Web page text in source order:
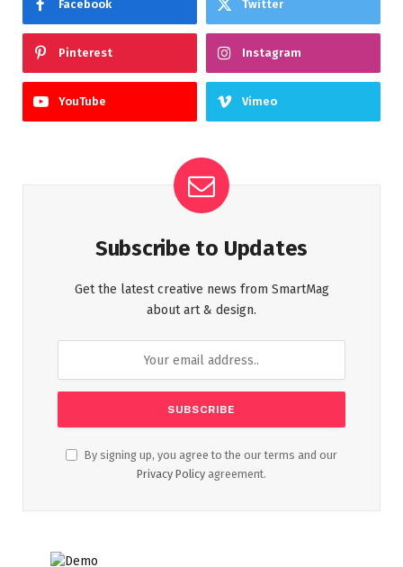
Facebook Twitter
Pinterest Instagram
YouTube Vimeo
Subscribe to Updates
Get the latest creative news from SmartMag
about art & design.
By signing up, you agree to the our terms and our
Privacy Policy agreement.